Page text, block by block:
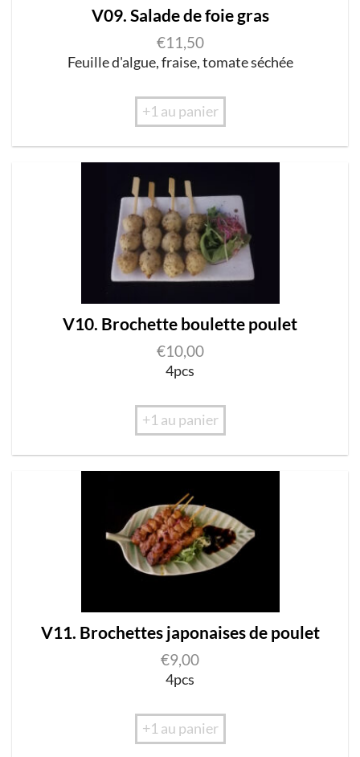
V09. Salade de foie gras
€11,50
Feuille d'algue, fraise, tomate séchée
+1 au panier
V10. Brochette boulette poulet
€10,00
4pcs
+1 au panier
V11. Brochettes japonaises de poulet
€9,00
4pcs
+1 au panier